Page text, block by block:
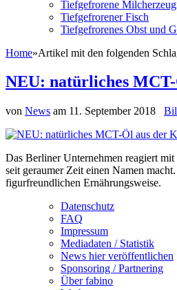
Tiefgefrorene
Tiefgefrorener Fisch
Tiefgefrorenes Obst und
Home»Artikel mit den folgenden
NEU: natürliches
von News am 11. September 2018
Das Berliner Unternehmen reagiert
seit geraumer Zeit einen Namen
figurfreundlichen Ernährungsweise.
Datenschutz
FAQ
Impressum
Mediadaten / Statistik
News hier veröffentlichen
Sponsoring / Partnering
Über fabino